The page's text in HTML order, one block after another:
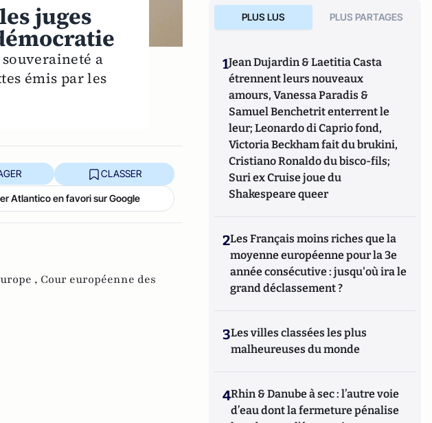
juges
a
émis par les
CLASSER
Atlantico en favori sur Google
, Cour européenne des
PLUS LUS PLUS PARTAGES
1Jean Dujardin & Laetitia Casta
étrennent leurs nouveaux
amours, Vanessa Paradis &
Samuel Benchetrit enterrent le
leur; Leonardo di Caprio fond,
Victoria Beckham fait du brukini,
Cristiano Ronaldo du bisco-fils;
Suri ex Cruise joue du
Shakespeare queer
2Les Français moins riches que la
moyenne européenne pour la 3e
année consécutive : jusqu'où ira le
grand déclassement ?
3Les villes classées les plus
malheureuses du monde
4Rhin & Danube à sec : l’autre voie
d’eau dont la fermeture pénalise